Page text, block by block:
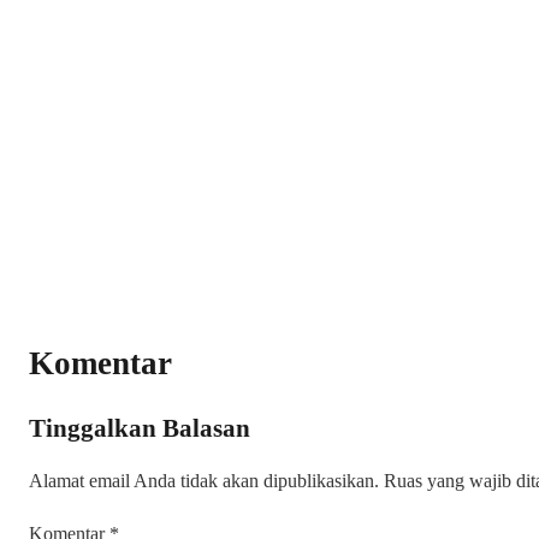
Komentar
Tinggalkan Balasan
Alamat email Anda tidak akan dipublikasikan. Ruas yang wajib
Komentar *